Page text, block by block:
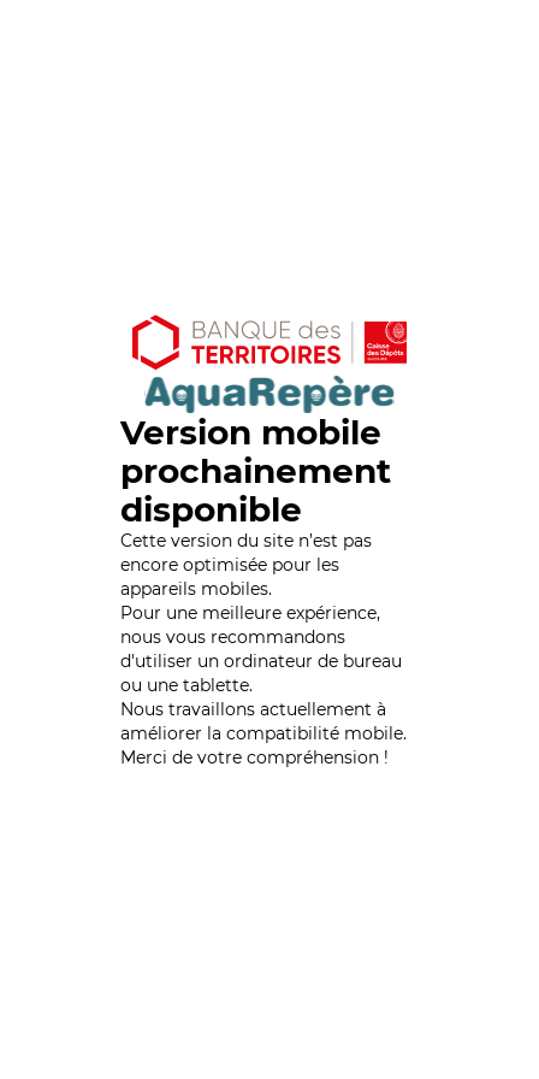
Version mobile
prochainement
disponible
Cette version du site n’est pas
encore optimisée pour les
appareils mobiles.
Pour une meilleure expérience,
nous vous recommandons
d'utiliser un ordinateur de bureau
ou une tablette.
Nous travaillons actuellement à
améliorer la compatibilité mobile.
Merci de votre compréhension !